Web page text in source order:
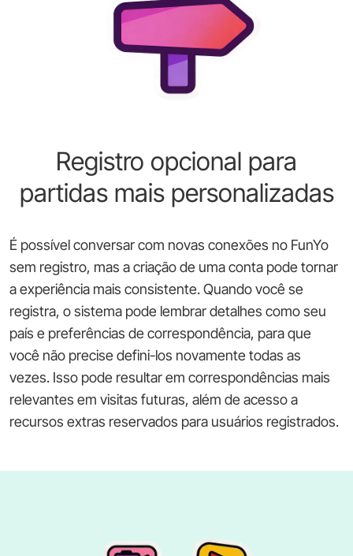
Registro opcional para
partidas mais personalizadas
É possível conversar com novas conexões no FunYo
sem registro, mas a criação de uma conta pode tornar
a experiência mais consistente. Quando você se
registra, o sistema pode lembrar detalhes como seu
país e preferências de correspondência, para que
você não precise defini-los novamente todas as
vezes. Isso pode resultar em correspondências mais
relevantes em visitas futuras, além de acesso a
recursos extras reservados para usuários registrados.